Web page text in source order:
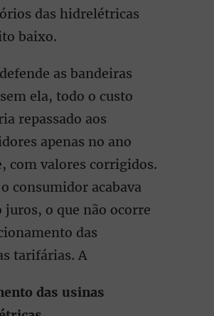
das hidrelétricas
baixo.
as bandeiras
ela, todo o custo
repassado aos
apenas no ano
com valores corrigidos.
consumidor acabava
juros, o que não ocorre
das
tarifárias. A
das usinas